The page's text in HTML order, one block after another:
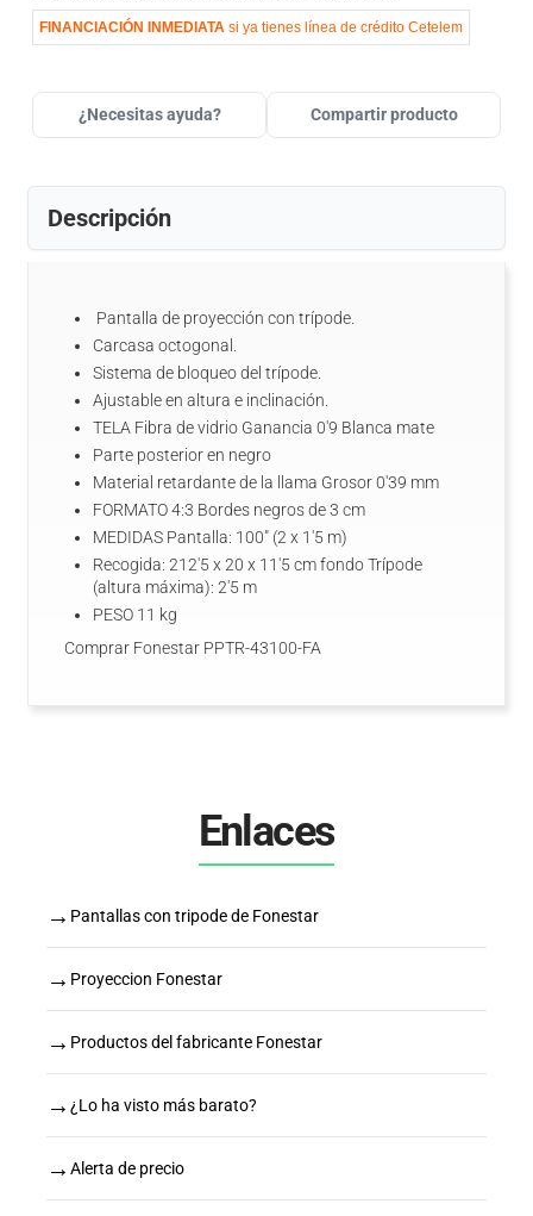
FINANCIACIÓN INMEDIATA si ya tienes línea de crédito Cetelem
¿Necesitas ayuda? Compartir producto
Descripción
Pantalla de proyección con trípode.
Carcasa octogonal.
Sistema de bloqueo del trípode.
Ajustable en altura e inclinación.
TELA Fibra de vidrio Ganancia 0'9 Blanca mate
Parte posterior en negro
Material retardante de la llama Grosor 0'39 mm
FORMATO 4:3 Bordes negros de 3 cm
MEDIDAS Pantalla: 100" (2 x 1'5 m)
Recogida: 212'5 x 20 x 11'5 cm fondo Trípode
(altura máxima): 2'5 m
PESO 11 kg
Comprar Fonestar PPTR-43100-FA
Enlaces
→ Pantallas con tripode de Fonestar
→ Proyeccion Fonestar
→ Productos del fabricante Fonestar
→ ¿Lo ha visto más barato?
→ Alerta de precio